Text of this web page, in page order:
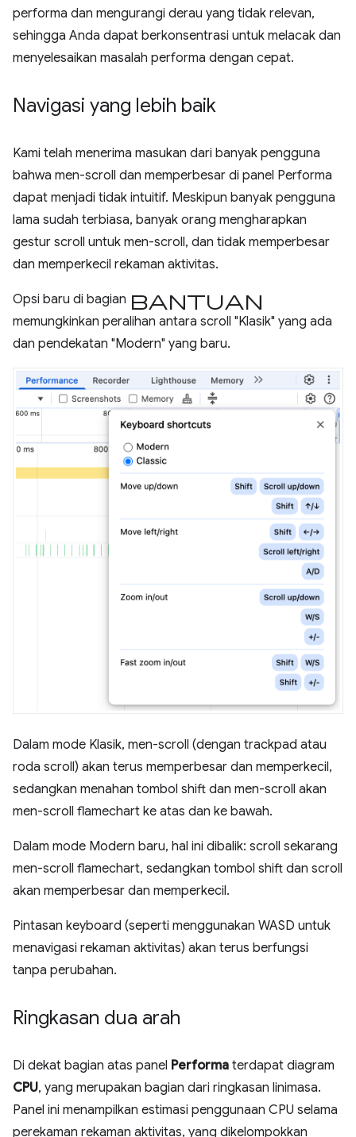
performa dan mengurangi derau yang tidak relevan,
sehingga Anda dapat berkonsentrasi untuk melacak dan
menyelesaikan masalah performa dengan cepat.
Navigasi yang lebih baik
Kami telah menerima masukan dari banyak pengguna
bahwa men-scroll dan memperbesar di panel Performa
dapat menjadi tidak intuitif. Meskipun banyak pengguna
lama sudah terbiasa, banyak orang mengharapkan
gestur scroll untuk men-scroll, dan tidak memperbesar
dan memperkecil rekaman aktivitas.
Opsi baru di bagian bantuan
memungkinkan peralihan antara scroll "Klasik" yang ada
dan pendekatan "Modern" yang baru.
Dalam mode Klasik, men-scroll (dengan trackpad atau
roda scroll) akan terus memperbesar dan memperkecil,
sedangkan menahan tombol shift dan men-scroll akan
men-scroll flamechart ke atas dan ke bawah.
Dalam mode Modern baru, hal ini dibalik: scroll sekarang
men-scroll flamechart, sedangkan tombol shift dan scroll
akan memperbesar dan memperkecil.
Pintasan keyboard (seperti menggunakan WASD untuk
menavigasi rekaman aktivitas) akan terus berfungsi
tanpa perubahan.
Ringkasan dua arah
Di dekat bagian atas panel Performa terdapat diagram
CPU, yang merupakan bagian dari ringkasan linimasa.
Panel ini menampilkan estimasi penggunaan CPU selama
perekaman rekaman aktivitas, yang dikelompokkan